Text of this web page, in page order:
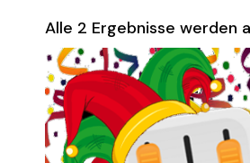
Alle 2 Ergebnisse werden